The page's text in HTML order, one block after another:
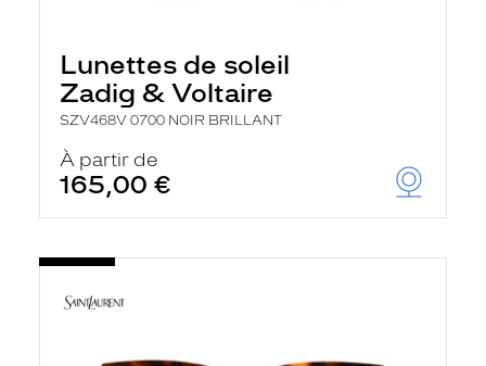
Lunettes de soleil
Zadig & Voltaire
SZV468V 0700 NOIR BRILLANT
À partir de
165,00 €